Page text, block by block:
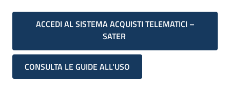
ACCEDI AL SISTEMA ACQUISTI TELEMATICI –
SATER
CONSULTA LE GUIDE ALL'USO